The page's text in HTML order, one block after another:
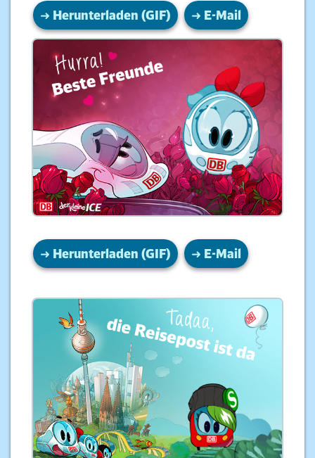
➜ Herunterladen (GIF) ➜ E-Mail
➜ Herunterladen (GIF) ➜ E-Mail